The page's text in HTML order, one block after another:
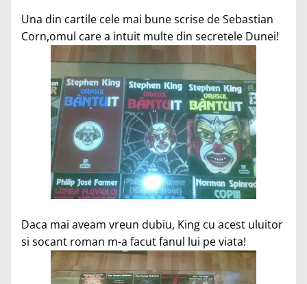
Una din cartile cele mai bune scrise de Sebastian
Corn,omul care a intuit multe din secretele Dunei!
Daca mai aveam vreun dubiu, King cu acest uluitor
si socant roman m-a facut fanul lui pe viata!